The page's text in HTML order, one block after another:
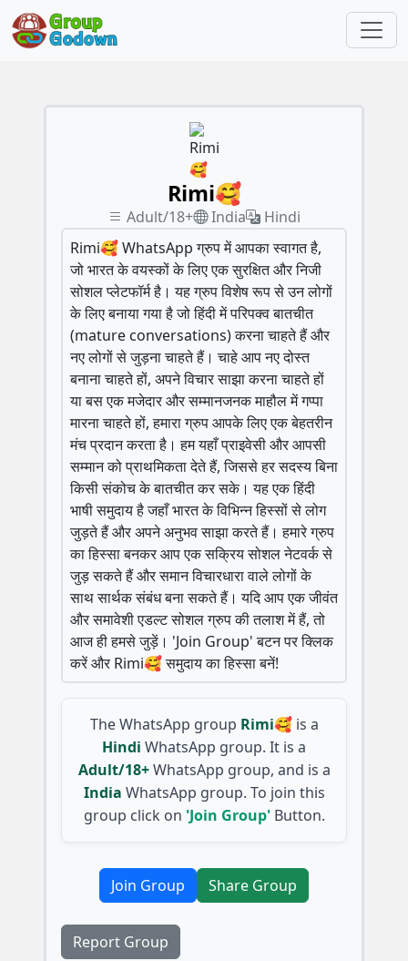
Rimi🥰
Adult/18+ India
Hindi
Rimi🥰 WhatsApp ग्रुप में आपका स्वागत है,
जो भारत के वयस्कों के लिए एक सुरक्षित और निजी
सोशल प्लेटफॉर्म है। यह ग्रुप विशेष रूप से उन लोगों
के लिए बनाया गया है जो हिंदी में परिपक्व बातचीत
(mature conversations) करना चाहते हैं और
नए लोगों से जुड़ना चाहते हैं। चाहे आप नए दोस्त
बनाना चाहते हों, अपने विचार साझा करना चाहते हों
या बस एक मजेदार और सम्मानजनक माहौल में गप्पा
मारना चाहते हों, हमारा ग्रुप आपके लिए एक बेहतरीन
मंच प्रदान करता है। हम यहाँ प्राइवेसी और आपसी
सम्मान को प्राथमिकता देते हैं, जिससे हर सदस्य बिना
किसी संकोच के बातचीत कर सके। यह एक हिंदी
भाषी समुदाय है जहाँ भारत के विभिन्न हिस्सों से लोग
जुड़ते हैं और अपने अनुभव साझा करते हैं। हमारे ग्रुप
का हिस्सा बनकर आप एक सक्रिय सोशल नेटवर्क से
जुड़ सकते हैं और समान विचारधारा वाले लोगों के
साथ सार्थक संबंध बना सकते हैं। यदि आप एक जीवंत
और समावेशी एडल्ट सोशल ग्रुप की तलाश में हैं, तो
आज ही हमसे जुड़ें। 'Join Group' बटन पर क्लिक
करें और Rimi🥰 समुदाय का हिस्सा बनें!
The WhatsApp group Rimi🥰 is a
Hindi WhatsApp group. It is a
Adult/18+ WhatsApp group, and is a
India WhatsApp group. To join this
group click on 'Join Group'Button.
Join Group Share Group
Report Group